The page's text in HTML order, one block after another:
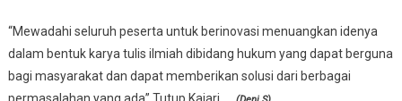
“Mewadahi seluruh peserta untuk berinovasi menuangkan idenya
dalam bentuk karya tulis ilmiah dibidang hukum yang dapat berguna
bagi masyarakat dan dapat memberikan solusi dari berbagai
permasalahan yang ada” Tutup Kajari.